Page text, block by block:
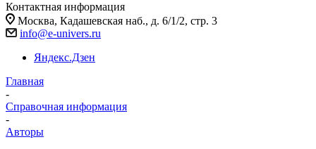
Контактная информация
Москва, Кадашевская наб., д. 6/1/2, стр. 3
info@e-univers.ru
Яндекс.Дзен
Главная
-
Справочная информация
-
Авторы